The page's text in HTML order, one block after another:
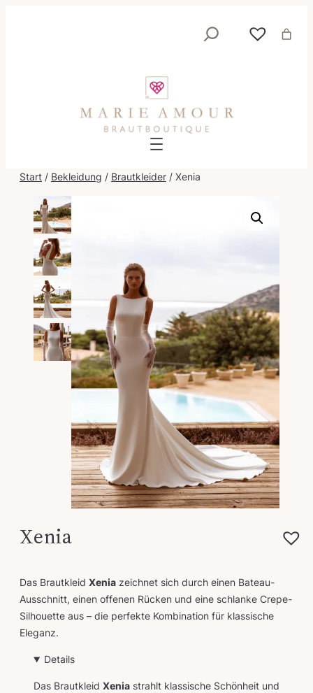
Start / Bekleidung / Brautkleider / Xenia
Xenia
Das Brautkleid Xenia zeichnet sich durch einen Bateau-
Ausschnitt, einen offenen Rücken und eine schlanke Crepe-
Silhouette aus – die perfekte Kombination für klassische
Eleganz.
Details
Das Brautkleid Xenia strahlt klassische Schönheit und